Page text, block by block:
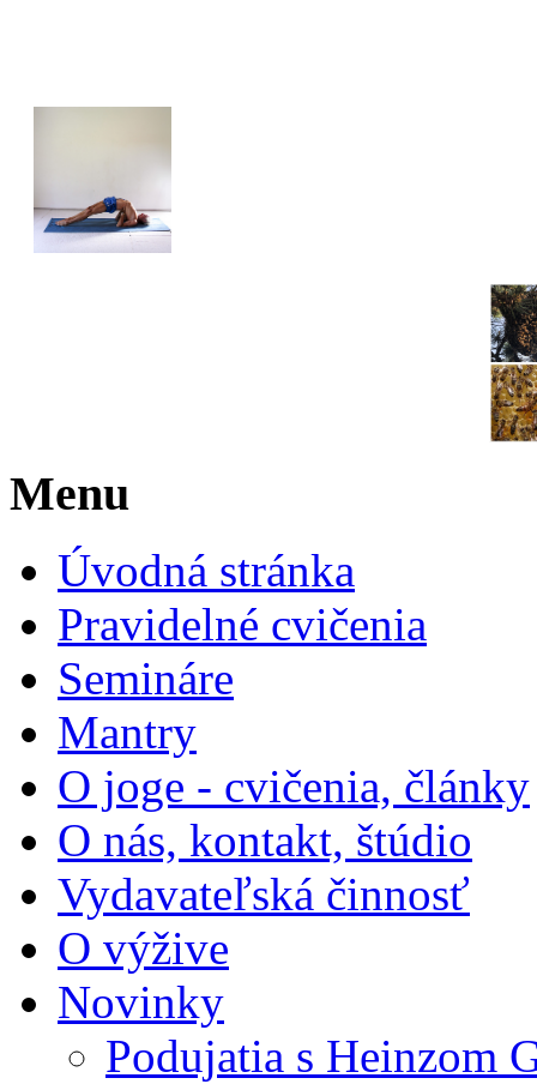
Menu
Úvodná stránka
Pravidelné cvičenia
Semináre
Mantry
O joge - cvičenia, články
O nás, kontakt, štúdio
Vydavateľská činnosť
O výžive
Novinky
Podujatia s Heinzom